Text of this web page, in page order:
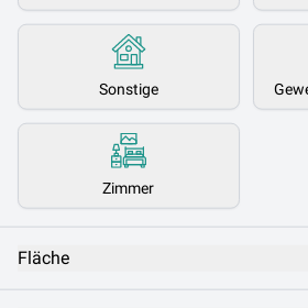
Sonstige
Zimmer
Fläche